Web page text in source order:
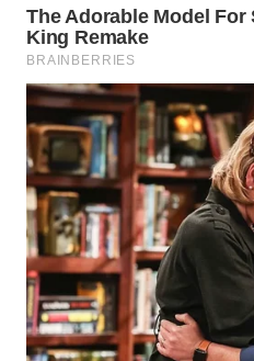
SELATAN
WN
TANJUNG
LESUNG
WN
KARO
WN
SIMALUNGUN
WN